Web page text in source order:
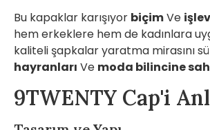
Bu kapaklar karışıyor biçimVe işlev
hem erkeklere hem de kadınlara
kaliteli şapkalar yaratma mirasını
hayranları Ve moda bilincine
9TWENTY Cap'i